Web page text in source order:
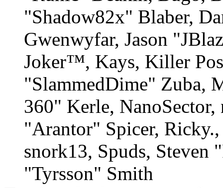
"Shadow82x" Blaber,
Gwenwyfar, Jason
Joker™, Kays, Killer
"SlammedDime" Zuba,
360" Kerle,
"Arantor" Spicer,
snork13, Spuds, Steven
"Tyrsson" Smith